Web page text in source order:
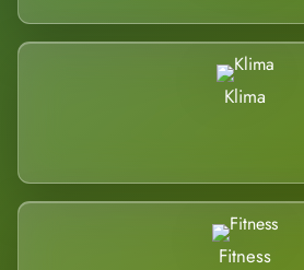
Klima
Fitness